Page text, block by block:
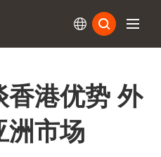
香港优势 外
洲市场